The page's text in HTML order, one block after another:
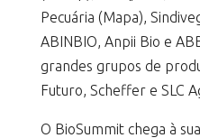
Pecuária (Mapa),
ABINBIO, Anpii Bio e
grandes grupos de
Futuro, Scheffer e SLC
O BioSummit chega à